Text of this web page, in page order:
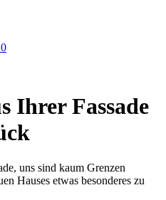
Ihrer Fassade
uns sind kaum Grenzen
Hauses etwas besonderes zu